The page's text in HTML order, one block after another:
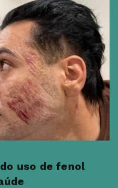
uso de fenol